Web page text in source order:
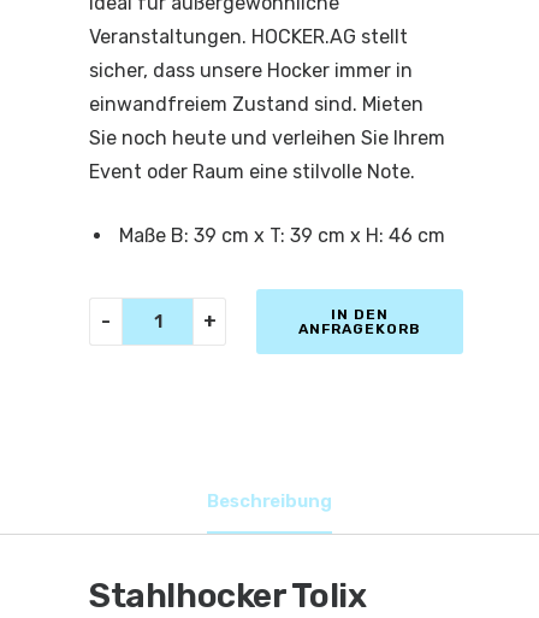
Veranstaltungen. HOCKER.AG stellt
sicher, dass unsere Hocker immer in
einwandfreiem Zustand sind. Mieten
Sie noch heute und verleihen Sie Ihrem
Event oder Raum eine stilvolle Note.
Maße B: 39 cm x T: 39 cm x H: 46 cm
-
Tolix
+
IN DEN
ANFRAGEKORB
Beschreibung
Stahlhocker Tolix